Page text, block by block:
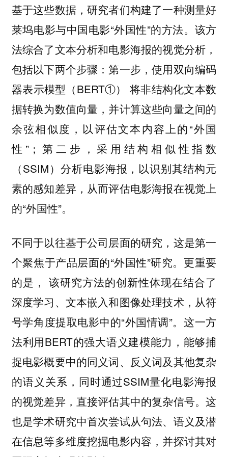
基于这些数据，研究者们构建了一种测量好
莱坞电影与中国电影“外国性”的方法。该方
法综合了文本分析和电影海报的视觉分析，
包括以下两个步骤：第一步，使用双向编码
器表示模型（BERT①） 将非结构化文本数
据转换为数值向量，并计算这些向量之间的
余弦相似度，以评估文本内容上的“外国
性”；第二步，采用结构相似性指数
（SSIM）分析电影海报，以识别其结构元
素的感知差异，从而评估电影海报在视觉上
的“外国性”。
不同于以往基于公司层面的研究，这是第一
个聚焦于产品层面的“外国性”研究。更重要
的是， 该研究方法的创新性体现在结合了
深度学习、文本嵌入和图像处理技术，从符
号学角度提取电影中的“外国情调”。这一方
法利用BERT的强大语义建模能力，能够捕
捉电影概要中的同义词、反义词及其他复杂
的语义关系，同时通过SSIM量化电影海报
的视觉差异，直接评估其中的复杂信号。这
也是学术研究中首次尝试从句法、语义及潜
在信息等多维度挖掘电影内容，并探讨其对